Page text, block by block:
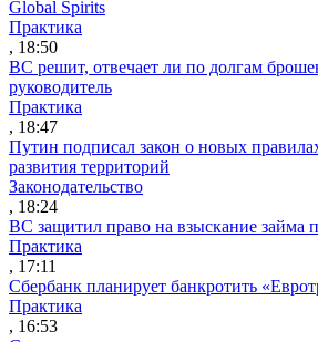
Global Spirits
Практика
, 18:50
ВС решит, отвечает ли по долгам
руководитель
Практика
, 18:47
Путин подписал закон о новых
развития территорий
Законодательство
, 18:24
ВС защитил право на взыскание займа
Практика
, 17:11
Сбербанк планирует банкротить
Практика
, 16:53